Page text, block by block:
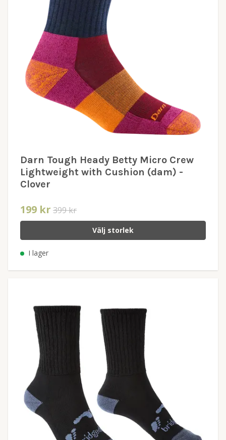
Darn Tough Heady Betty Micro Crew
Lightweight with Cushion (dam) -
Clover
199 kr 399 kr
Välj storlek
I lager